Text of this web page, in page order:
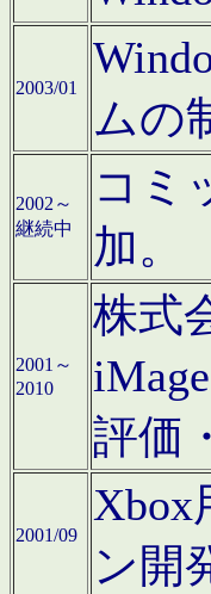
2003/01
ムの
2002～
継続中
コミ
加。
2001～
2010
株式
評価
2001/09
Xbox
ン開